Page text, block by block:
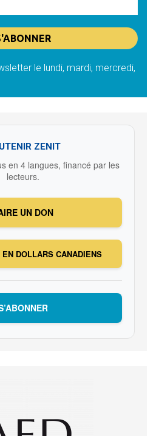
le lundi, mardi, mercredi,
ZENIT
en 4 langues, financé par les
lecteurs.
UN DON
EN DOLLARS CANADIENS